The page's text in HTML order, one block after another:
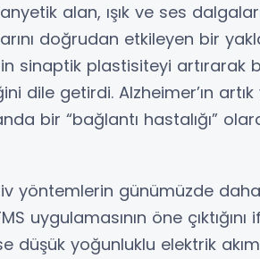
alan, ışık ve ses
doğrudan etkileyen bir
sinaptik plastisiteyi artırarak
dile getirdi. Alzheimer’ın
bir “bağlantı hastalığı”
yöntemlerin günümüzde daha
uygulamasının öne
düşük yoğunluklu elektrik